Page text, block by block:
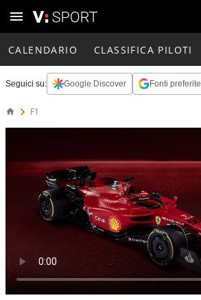
CALENDARIO CLASSIFICA PILOTI
Seguici su: Google Discover Fonti preferite
F1